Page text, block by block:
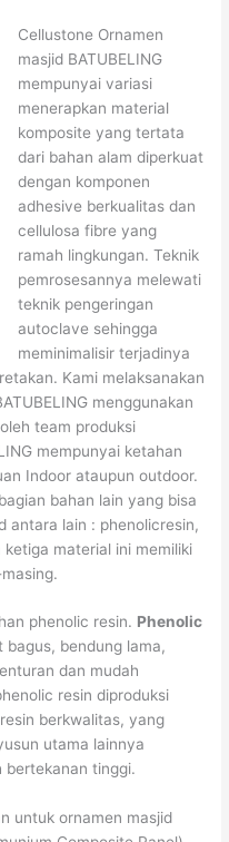
Cellustone Ornamen
masjid BATUBELING
mempunyai variasi
menerapkan material
komposite yang tertata
dari bahan alam diperkuat
dengan komponen
adhesive berkualitas dan
cellulosa fibre yang
ramah lingkungan. Teknik
pemrosesannya melewati
teknik pengeringan
autoclave sehingga
meminimalisir terjadinya
Kami melaksanakan
menggunakan
team produksi
mempunyai ketahan
Indoor ataupun outdoor.
bahan lain yang bisa
antara lain : phenolicresin,
material ini memiliki
phenolic resin. Phenolic
bagus, bendung lama,
dan mudah
resin diproduksi
berkwalitas, yang
utama lainnya
bertekanan tinggi.
untuk ornamen masjid